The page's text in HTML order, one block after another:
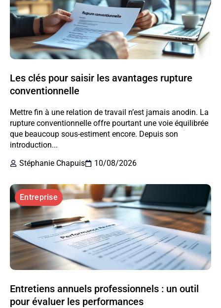
Les clés pour saisir les avantages rupture
conventionnelle
Mettre fin à une relation de travail n’est jamais anodin. La
rupture conventionnelle offre pourtant une voie équilibrée
que beaucoup sous-estiment encore. Depuis son
introduction...
Stéphanie Chapuis
10/08/2026
Entreprise
Entretiens annuels professionnels : un outil
pour évaluer les performances